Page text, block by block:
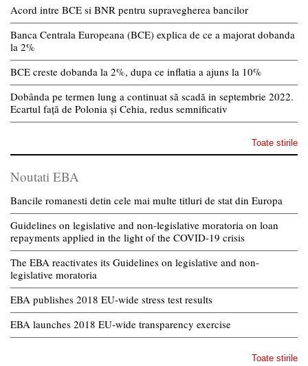
Acord intre BCE si BNR pentru supravegherea bancilor
Banca Centrala Europeana (BCE) explica de ce a majorat dobanda
la 2%
BCE creste dobanda la 2%, dupa ce inflatia a ajuns la 10%
Dobânda pe termen lung a continuat să scadă in septembrie 2022.
Ecartul față de Polonia și Cehia, redus semnificativ
Toate stirile
Noutati EBA
Bancile romanesti detin cele mai multe titluri de stat din Europa
Guidelines on legislative and non-legislative moratoria on loan
repayments applied in the light of the COVID-19 crisis
The EBA reactivates its Guidelines on legislative and non-
legislative moratoria
EBA publishes 2018 EU-wide stress test results
EBA launches 2018 EU-wide transparency exercise
Toate stirile